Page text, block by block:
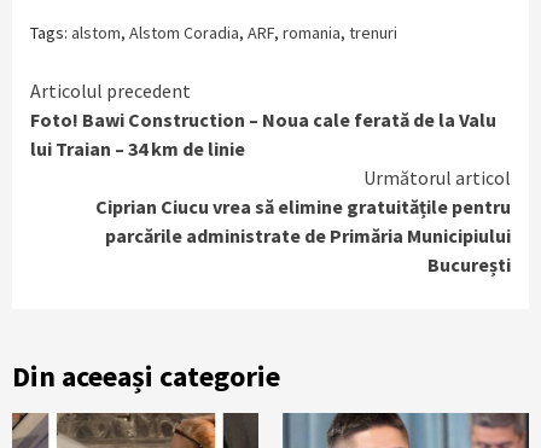
Tags: alstom, Alstom Coradia, ARF, romania, trenuri
Continue
Reading
Articolul precedent
Foto! Bawi Construction – Noua cale ferată de la Valu
lui Traian – 34 km de linie
Următorul articol
Ciprian Ciucu vrea să elimine gratuitățile pentru
parcările administrate de Primăria Municipiului
București
Din aceeași categorie